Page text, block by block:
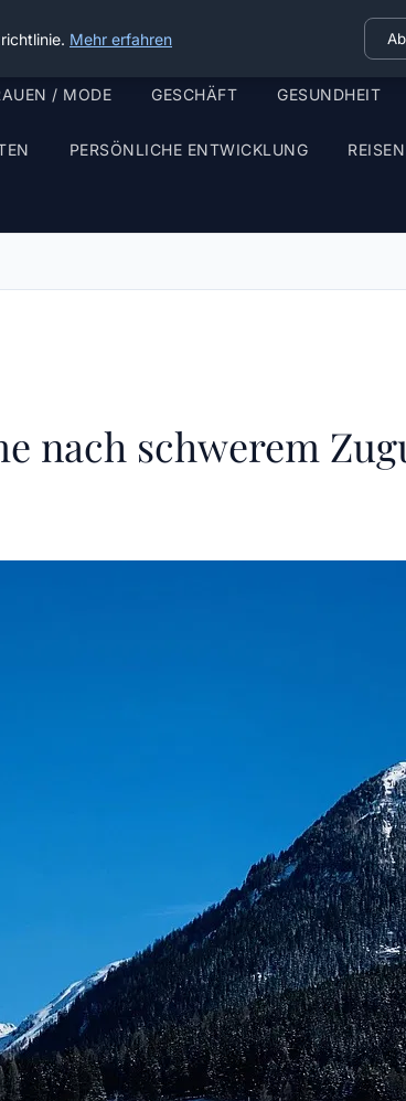
/ MODE GESCHÄFT GESUNDHEIT
PERSÖNLICHE ENTWICKLUNG REISEN
nach schwerem
Mehr erfahren